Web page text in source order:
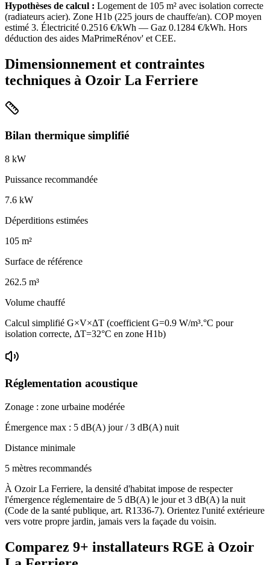
Hypothèses de calcul : Logement de 105 m² avec isolation correcte
(radiateurs acier). Zone H1b (225 jours de chauffe/an). COP moyen
estimé 3. Électricité 0.2516 €/kWh — Gaz 0.1284 €/kWh. Hors
déduction des aides MaPrimeRénov' et CEE.
Dimensionnement et contraintes
techniques à Ozoir La Ferriere
Bilan thermique simplifié
8 kW
Puissance recommandée
7.6 kW
Déperditions estimées
105 m²
Surface de référence
262.5 m³
Volume chauffé
Calcul simplifié G×V×ΔT (coefficient G=0.9 W/m³.°C pour
isolation correcte, ΔT=32°C en zone H1b)
Réglementation acoustique
Zonage : zone urbaine modérée
Émergence max : 5 dB(A) jour /3 dB(A) nuit
Distance minimale
5 mètres recommandés
À Ozoir La Ferriere, la densité d'habitat impose de respecter
l'émergence réglementaire de 5 dB(A) le jour et 3 dB(A) la nuit
(Code de la santé publique, art. R1336-7). Orientez l'unité extérieure
vers votre propre jardin, jamais vers la façade du voisin.
Comparez 9+ installateurs RGE à Ozoir